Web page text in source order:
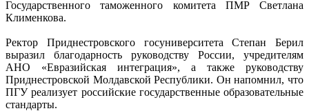
Государственного таможенного комитета ПМР Светлана
Клименкова.
Ректор Приднестровского госуниверситета Степан Берил
выразил благодарность руководству России, учредителям
АНО «Евразийская интеграция», а также руководству
Приднестровской Молдавской Республики. Он напомнил, что
ПГУ реализует российские государственные образовательные
стандарты.